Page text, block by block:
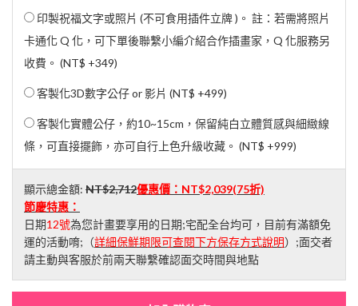
印製祝福文字或照片 (不可食用插件立牌 )。 註：若需將照片
卡通化 Q 化，可下單後聯繫小編介紹合作插畫家，Q 化服務另
收費。 (NT$ +349)
客製化3D數字公仔 or 影片 (NT$ +499)
客製化實體公仔，約10~15cm，保留純白立體質感與細緻線
條，可直接擺飾，亦可自行上色升級收藏。 (NT$ +999)
顯示總金額: NT$2,712優惠價： NT$2,039(75折)
節慶特惠：
日期12號為您計畫要享用的日期;宅配全台均可，目前有滿額免
運的活動唷;（詳細保鮮期限可查閱下方保存方式說明）;面交者
請主動與客服於前兩天聯繫確認面交時間與地點